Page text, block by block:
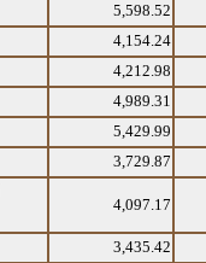
5,598.52
4,154.24
4,212.98
4,989.31
5,429.99
3,729.87
4,097.17
3,435.42